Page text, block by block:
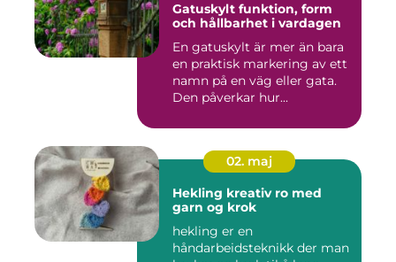
Gatuskylt funktion, form
och hållbarhet i vardagen
En gatuskylt är mer än bara
en praktisk markering av ett
namn på en väg eller gata.
Den påverkar hur...
02. maj
Hekling kreativ ro med
garn og krok
hekling er en
håndarbeidsteknikk der man